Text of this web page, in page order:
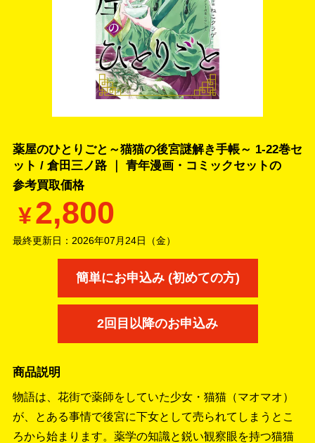
薬屋のひとりごと～猫猫の後宮謎解き手帳～ 1-22巻セ
ット / 倉田三ノ路 ｜ 青年漫画・コミックセットの
参考買取価格
¥2,800
最終更新日： 2026年07月24日（金）
簡単にお申込み (初めての方)
2回目以降のお申込み
商品説明
物語は、花街で薬師をしていた少女・猫猫（マオマオ）
が、とある事情で後宮に下女として売られてしまうとこ
ろから始まります。薬学の知識と鋭い観察眼を持つ猫猫